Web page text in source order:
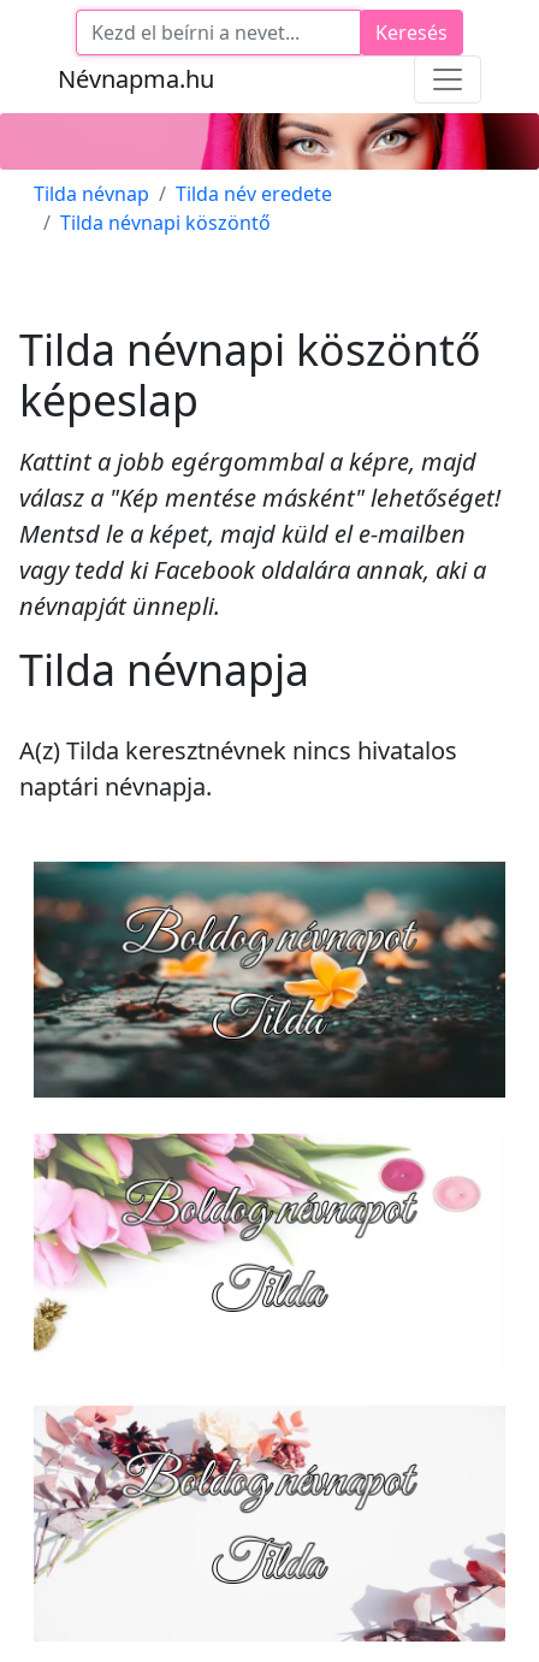
Névnapma.hu
Keresés
Tilda névnap
Tilda név eredete
Tilda névnapi köszöntő
Tilda névnapi köszöntő
képeslap
Kattint a jobb egérgommbal a képre, majd
válasz a "Kép mentése másként" lehetőséget!
Mentsd le a képet, majd küld el e-mailben
vagy tedd ki Facebook oldalára annak, aki a
névnapját ünnepli.
Tilda névnapja
A(z) Tilda keresztnévnek nincs hivatalos
naptári névnapja.